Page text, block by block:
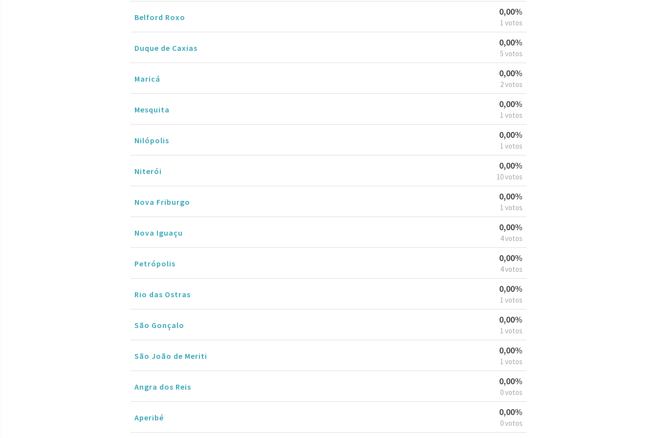
Belford Roxo
0,00%
1 votos
Duque de Caxias
0,00%
5 votos
Maricá
0,00%
2 votos
Mesquita
0,00%
1 votos
Nilópolis
0,00%
1 votos
Niterói
0,00%
10 votos
Nova Friburgo
0,00%
1 votos
Nova Iguaçu
0,00%
4 votos
Petrópolis
0,00%
4 votos
Rio das Ostras
0,00%
1 votos
São Gonçalo
0,00%
1 votos
São João de Meriti
0,00%
1 votos
Angra dos Reis
0,00%
0 votos
Aperibé
0,00%
0 votos